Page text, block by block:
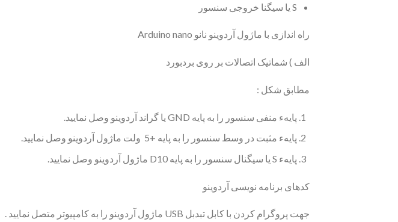
S یا سیگنا خروجی سنسور
راه اندازی با ماژول آردوینو نانو Arduino nano
الف ) شماتیک اتصالات بر روی بردبورد
مطابق شکل :
پایهء منفی سنسور را به پایه GND یا گراند آردوینو وصل نمایید.
پایهء مثبت در وسط سنسور را به پایه +5 ولت ماژول آردوینو وصل نمایید.
پایهء S یا سیگنال سنسور را به پایه D10 ماژول آردوینو وصل نمایید.
کدهای برنامه نویسی آردوینو
جهت پروگرام کردن با کابل تبدبل USB ماژول آردوینو را به کامپیوتر متصل نمایید .